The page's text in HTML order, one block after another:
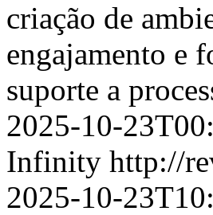
criação de
engajamento e
suporte a
2025-10-
Infinity http://
2025-10-